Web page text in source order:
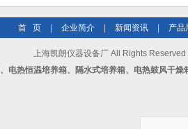
首 页 企业简介 新闻资讯 产品
上海凯朗仪器设备厂 All Rights Reserved
电热恒温培养箱、隔水式培养箱、电热鼓风干